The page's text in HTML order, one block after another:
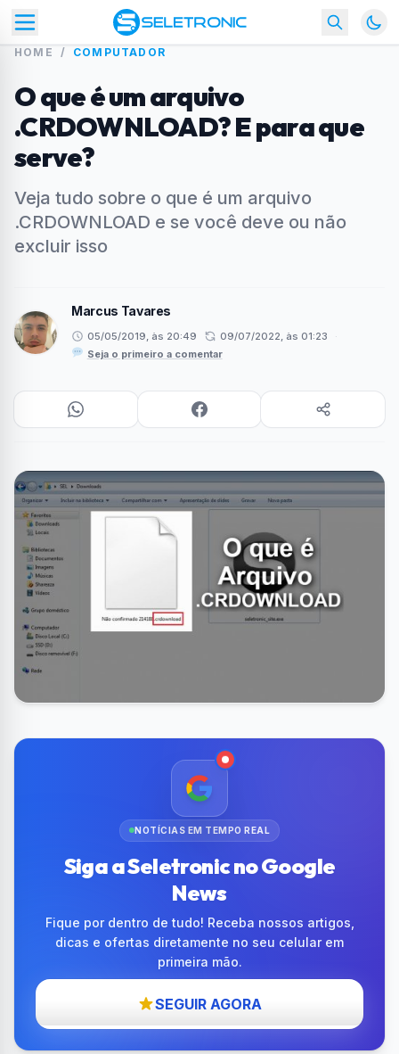
HOME / COMPUTADOR
O que é um arquivo
.CRDOWNLOAD? E para que
serve?
Veja tudo sobre o que é um arquivo
.CRDOWNLOAD e se você deve ou não
excluir isso
Marcus Tavares
05/05/2019, às 20:49 09/07/2022, às 01:23
·
Seja o primeiro a comentar
NOTÍCIAS EM TEMPO REAL
Siga a Seletronic no Google
News
Fique por dentro de tudo! Receba nossos artigos,
dicas e ofertas diretamente no seu celular em
primeira mão.
SEGUIR AGORA